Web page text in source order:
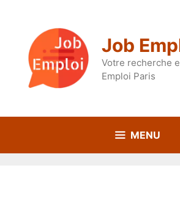
Job
Votre recherche
Emploi Paris
MENU